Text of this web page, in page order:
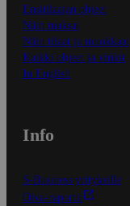
Ensitilaajan ohjeet
Näin maksat
Näin tilaat ja muokkaat
Kaikki ohjeet ja vinkit
In English
Info
S-Business yrityksille
Oiva-raportit